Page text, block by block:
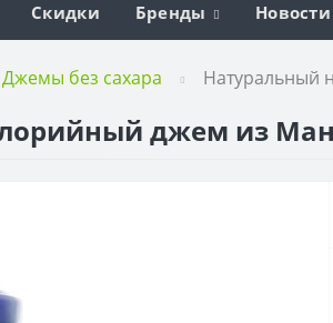
Скидки Бренды Новости
Джемы без сахара Натуральный
джем из